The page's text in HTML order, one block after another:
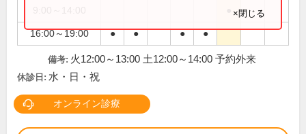
16:00～19:00 ● ● ● ●
×閉じる
備考: 火12:00～13:00 土12:00～14:00 予約外来
休診日: 水・日・祝
オンライン診療